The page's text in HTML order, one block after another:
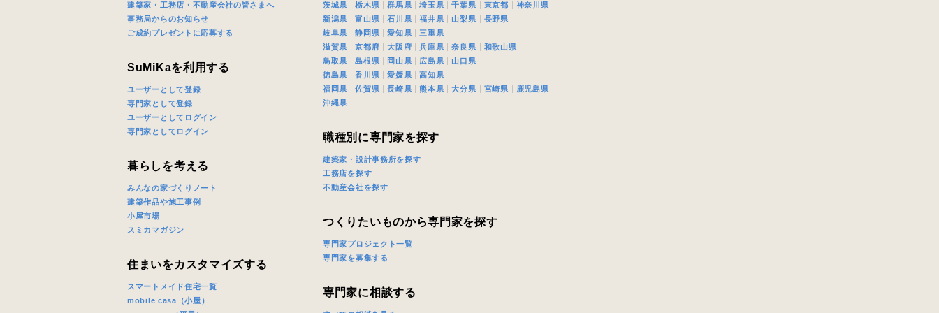
キャンセル SuMiKaにユーザー登録する
ログイン
建築家・工務店・不動産会社の皆さまへ
事務局からのお知らせ
ご成約プレゼントに応募する
SuMiKaを利用する
ユーザーとして登録
専門家として登録
ユーザーとしてログイン
専門家としてログイン
暮らしを考える
みんなの家づくりノート
建築作品や施工事例
小屋市場
スミカマガジン
住まいをカスタマイズする
スマートメイド住宅一覧
mobile casa（小屋）
茨城県 栃木県 群馬県 埼玉県 千葉県 東京都
神奈川県
新潟県
富山県 石川県 福井県 山梨県
長野県
岐阜県
静岡県 愛知県
三重県
滋賀県
京都府 大阪府 兵庫県 奈良県
和歌山県
鳥取県
島根県 岡山県 広島県
山口県
徳島県
香川県 愛媛県
高知県
福岡県
佐賀県 長崎県 熊本県 大分県 宮崎県
鹿児島県
沖縄県
職種別に専門家を探す
建築家・設計事務所を探す
工務店を探す
不動産会社を探す
つくりたいものから専門家を探す
専門家プロジェクト一覧
専門家を募集する
専門家に相談する